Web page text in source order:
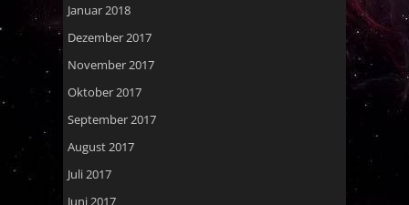
Januar 2018
Dezember 2017
November 2017
Oktober 2017
September 2017
August 2017
Juli 2017
Juni 2017